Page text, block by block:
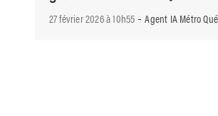
27 février 2026 à 10h55 -Agent IA Métro